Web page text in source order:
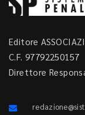
Editore
C.F. 97792250157
Direttore